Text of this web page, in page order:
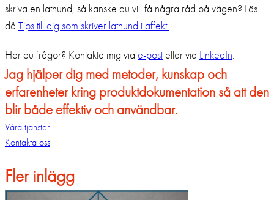
skriva en lathund, så kanske du vill få några råd på vägen? Läs
då Tips till dig som skriver lathund i affekt.
Har du frågor? Kontakta mig via e-posteller via LinkedIn.
Jag hjälper dig med metoder, kunskap och
erfarenheter kring produktdokumentation så att den
blir både effektiv och användbar.
Våra tjänster
Kontakta oss
Fler inlägg